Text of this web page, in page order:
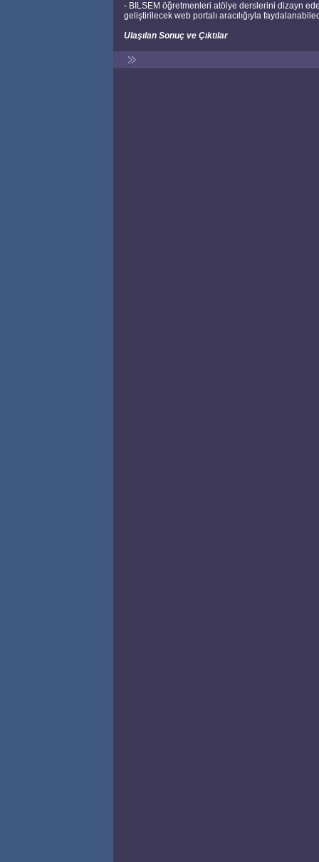
- BILSEM öğretmenleri atölye derslerini dizayn
geliştirilecek web portalı aracılığıyla
Ulaşılan Sonuç ve Çıktılar